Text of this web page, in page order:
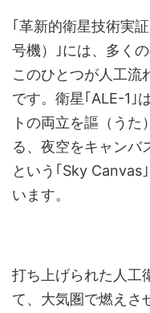
｢革新的衛星技術実
号機）｣には、多く
このひとつが人工流
です。衛星｢ALE-1｣
トの両立を謳（う
る、夜空をキャンバ
という｢Sky Canvas
います。
打ち上げられた人工
て、大気圏で燃えさ